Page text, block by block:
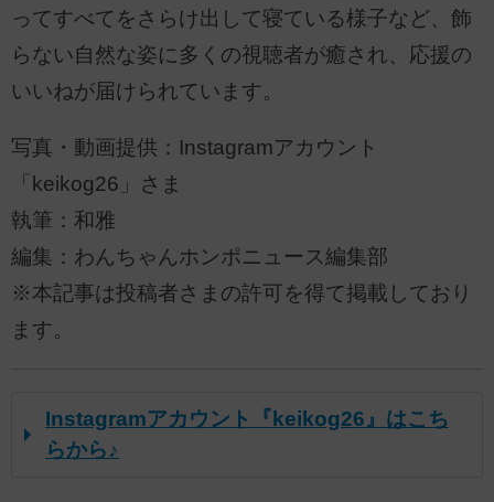
ってすべてをさらけ出して寝ている様子など、飾
らない自然な姿に多くの視聴者が癒され、応援の
いいねが届けられています。
写真・動画提供：Instagramアカウント
「keikog26」さま
執筆：和雅
編集：わんちゃんホンポニュース編集部
※本記事は投稿者さまの許可を得て掲載しており
ます。
Instagramアカウント『keikog26』はこち
らから♪